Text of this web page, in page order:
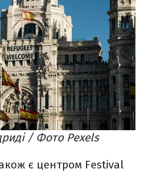
/ Фото Pexels
є центром Festival